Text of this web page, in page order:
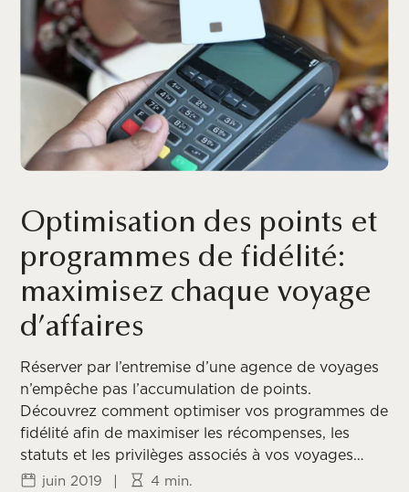
Optimisation des points et
programmes de fidélité:
maximisez chaque voyage
d’affaires
Réserver par l’entremise d’une agence de voyages
n’empêche pas l’accumulation de points.
Découvrez comment optimiser vos programmes de
fidélité afin de maximiser les récompenses, les
statuts et les privilèges associés à vos voyages
d’affaires.
juin 2019 | 4 min.